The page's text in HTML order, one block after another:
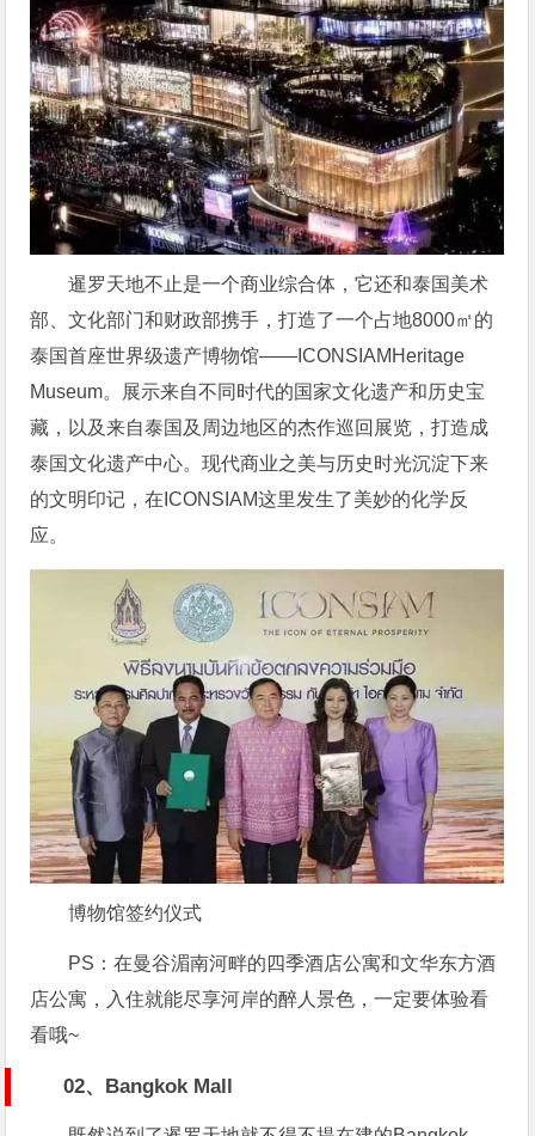
暹罗天地不止是一个商业综合体，它还和泰国美术
部、文化部门和财政部携手，打造了一个占地8000㎡的
泰国首座世界级遗产博物馆——ICONSIAMHeritage
Museum。展示来自不同时代的国家文化遗产和历史宝
藏，以及来自泰国及周边地区的杰作巡回展览，打造成
泰国文化遗产中心。现代商业之美与历史时光沉淀下来
的文明印记，在ICONSIAM这里发生了美妙的化学反
应。
博物馆签约仪式
PS：在曼谷湄南河畔的四季酒店公寓和文华东方酒
店公寓，入住就能尽享河岸的醉人景色，一定要体验看
看哦~
02、Bangkok Mall